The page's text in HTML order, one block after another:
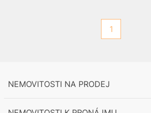
1
NEMOVITOSTI NA PRODEJ